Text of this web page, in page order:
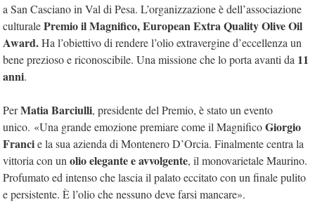
a San Casciano in Val di Pesa. L’organizzazione è dell’associazione
culturalePremio il Magnifico, European Extra Quality Olive Oil
Award.Ha l’obiettivo di rendere l’olio extravergine d’eccellenza un
bene prezioso e riconoscibile. Una missione che lo porta avanti da 11
anni.
PerMatia Barciulli, presidente del Premio, è stato un evento
unico. «Una grande emozione premiare come il MagnificoGiorgio
Francie la sua azienda di Montenero D’Orcia. Finalmente centra la
vittoria con un olio elegante e avvolgente, il monovarietale Maurino.
Profumato ed intenso che lascia il palato eccitato con un finale pulito
e persistente. È l’olio che nessuno deve farsi mancare».